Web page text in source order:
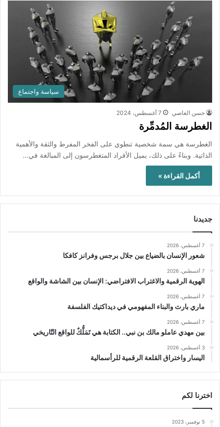
سياسة واجتماع
حسن العاصي 7 أغسطس، 2024
الغطرسة المُدمِّرة
الغطرسة هي سمة شخصية تنطوي على الفخر المفرط والثقة والأهمية
الذاتية. وبناءً على ذلك، يميل الأفراد المتغطرسون إلى المبالغة في…
أكمل القراءة »
جديدنا
7 أغسطس، 2026
شعور الإنسان بالضياع بين جلال برجس وفرانز كافكا
7 أغسطس، 2026
الهوية الرقمية والاغتراب الافتراضي: الإنسان بين الشاشة والواقع
7 أغسطس، 2026
ماري بارث والبناء المفهومي في ديداكتيك الفلسفة
7 أغسطس، 2026
بين مهدي عاملو مالك بن نبي.. الكتابة هي تَمَلُّكٌ للواقع التّاريخي
3 أغسطس، 2026
اليسار واختراق القلعة الرقمية للرأسمالية
اخترنا لكم
5 نوفمبر، 2023